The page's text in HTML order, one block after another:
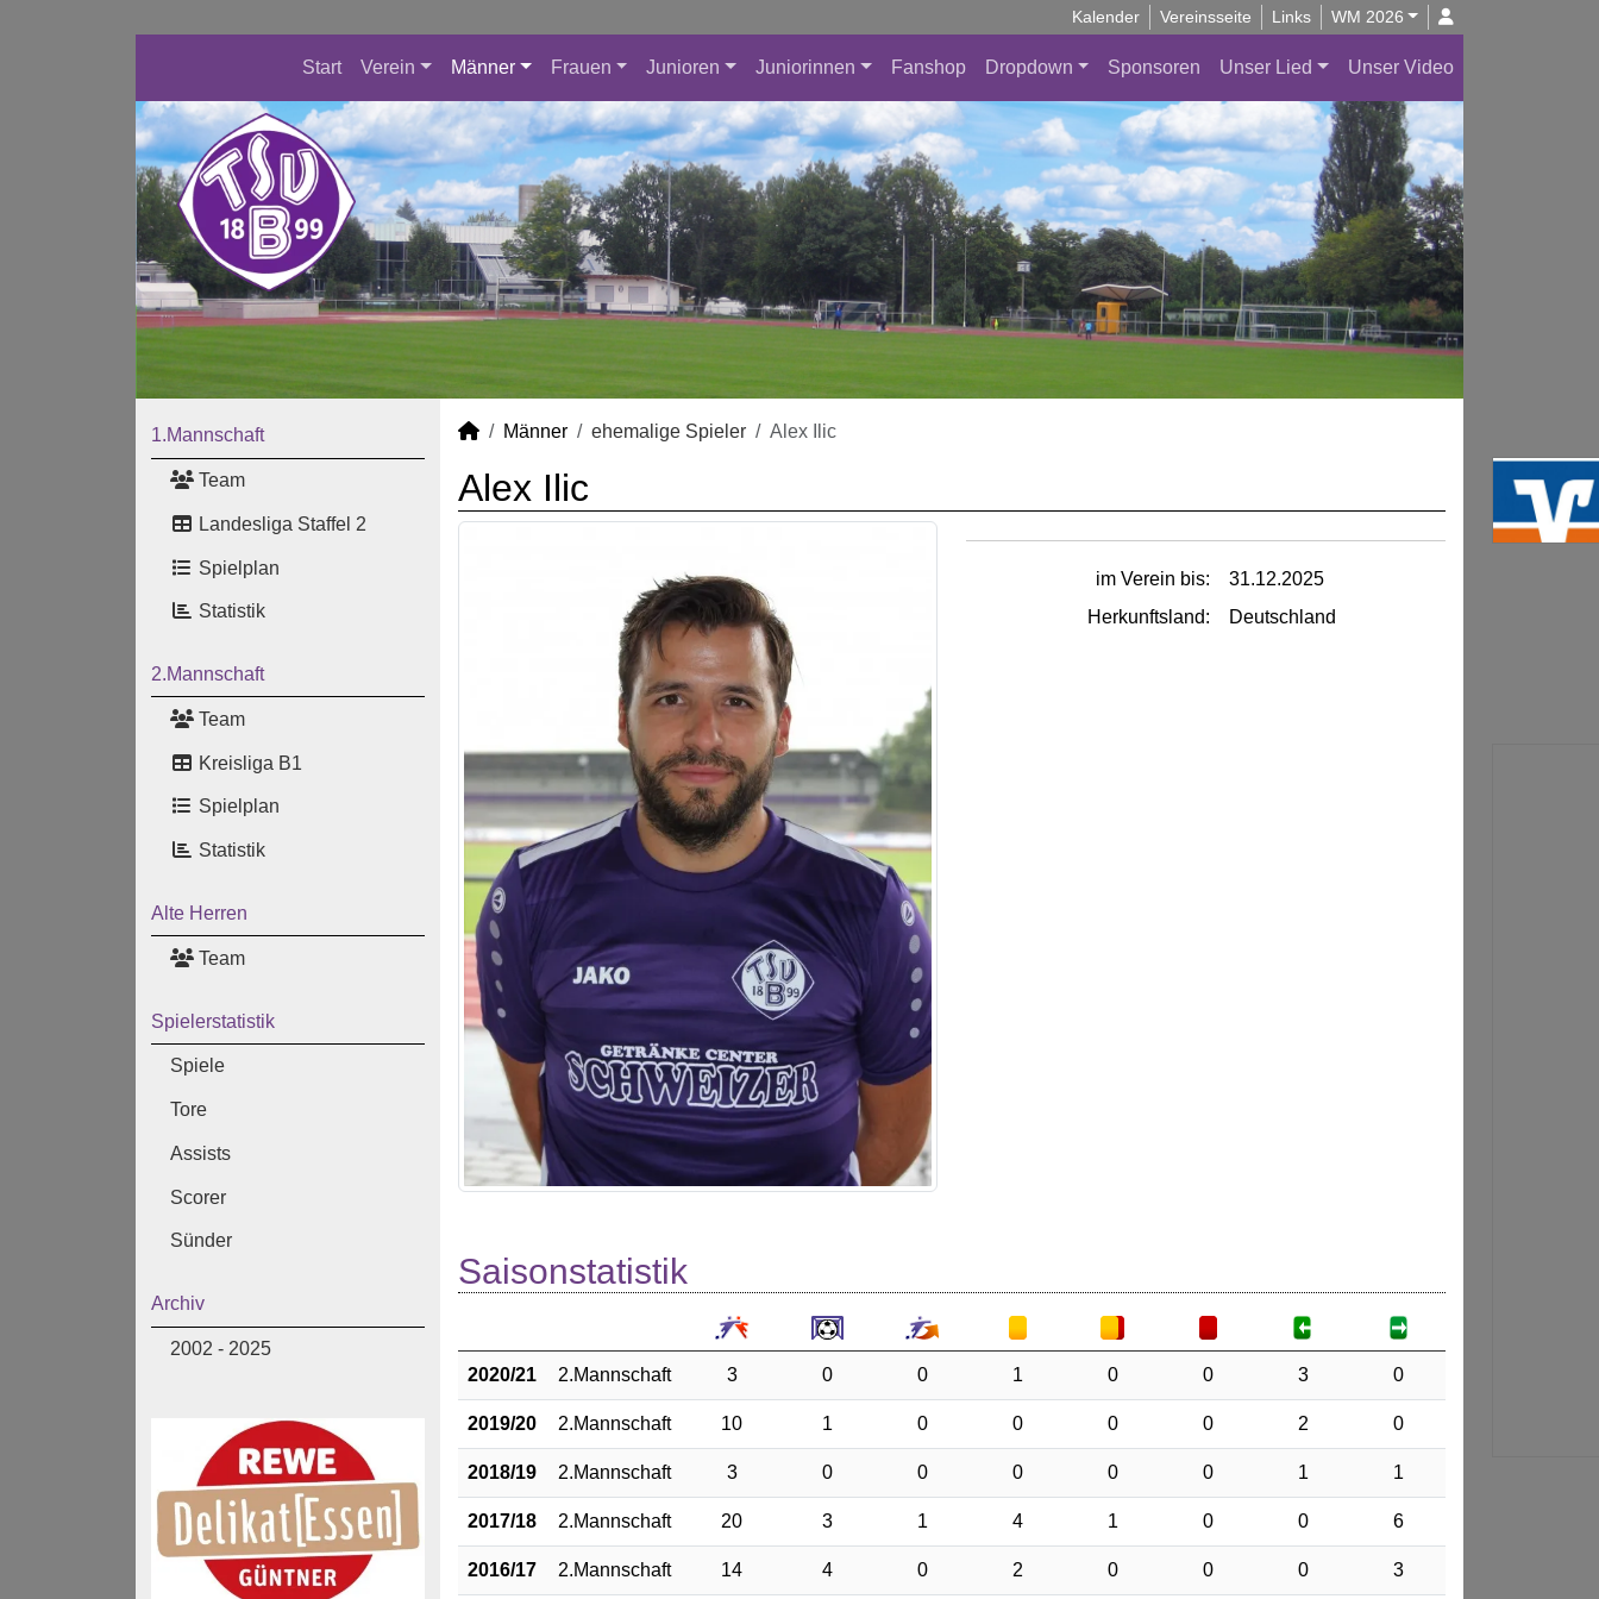
Kalender Vereinsseite Links WM 2026
Start Verein Männer Frauen Junioren Juniorinnen Fanshop Dropdown Sponsoren Unser Lied Unser Video
1.Mannschaft
Team
Landesliga Staffel 2
Spielplan
Statistik
2.Mannschaft
Team
Kreisliga B1
Spielplan
Statistik
Alte Herren
Team
Spielerstatistik
Spiele
Tore
Assists
Scorer
Sünder
Archiv
2002 - 2025
Männer ehemalige Spieler Alex Ilic
Alex Ilic
im Verein bis:
31.12.2025
Herkunftsland:
Deutschland
Saisonstatistik
2020/21 2.Mannschaft 3 0 0 1 0 0 3 0
2019/20 2.Mannschaft 10 1 0 0 0 0 2 0
2018/19 2.Mannschaft 3 0 0 0 0 0 1 1
2017/18 2.Mannschaft 20 3 1 4 1 0 0 6
2016/17 2.Mannschaft 14 4 0 2 0 0 0 3